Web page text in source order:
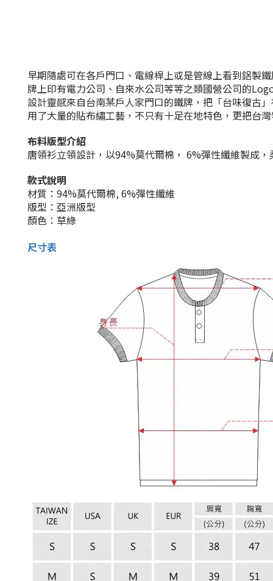
早期隨處可在各戶門口、電線桿上或是管線上看到鋁製
牌上印有電力公司、自來水公司等等之類國營公司的
設計靈感來自台南某戶人家門口的鐵牌，把「台味復古
用了大量的貼布繡工藝，不只有十足在地特色，更把台
布料版型介紹
唐領衫立領設計，以94%莫代爾棉， 6%彈性纖維製成
款式說明
材質：94%莫代爾棉, 6%彈性纖維
版型：亞洲版型
顏色：草綠
尺寸表